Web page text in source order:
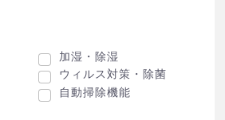
加湿・除湿
ウィルス対策・除菌
自動掃除機能